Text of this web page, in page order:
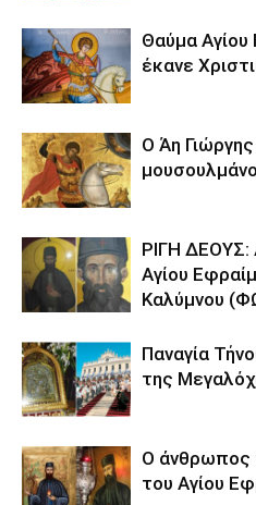
Θαύμα Αγίου
έκανε
Ο Άη
ΡΙΓΗ ΔΕΟΥΣ:
Αγίου
Καλύμνου
Παναγία
της
Ο άνθρωπος
του Αγίου